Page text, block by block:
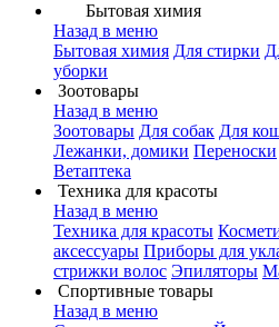
Бытовая химия
Назад в меню
Бытовая химия Для стирки
уборки
Зоотовары
Назад в меню
Зоотовары Для собак Для
Лежанки, домики Переноски
Ветаптека
Техника для красоты
Назад в меню
Техника для красоты
аксессуары Приборы для
стрижки волос Эпиляторы
Спортивные товары
Назад в меню